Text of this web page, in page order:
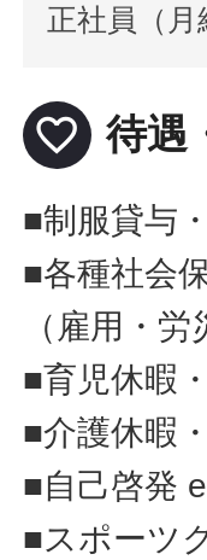
正社員（月
favorite_border 待遇
■制服貸与
■各種社会
（雇用・
■育児休暇
■介護休暇
■自己啓発
■スポーツ